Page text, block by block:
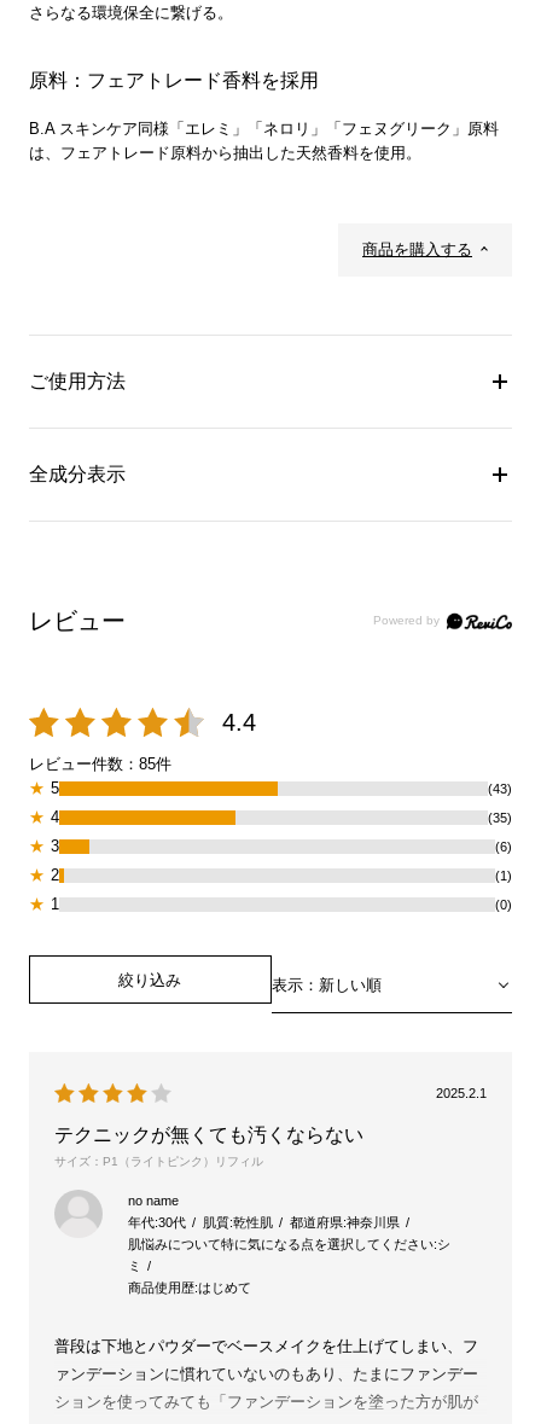
さらなる環境保全に繋げる。
原料：フェアトレード香料を採用
B.A スキンケア同様「エレミ」「ネロリ」「フェヌグリーク」原料
は、フェアトレード原料から抽出した天然香料を使用。
商品を購入する
ご使用方法
全成分表示
レビュー
4.4
レビュー件数： 85件
★ 5 (43)
★ 4 (35)
★ 3 (6)
★ 2 (1)
★ 1 (0)
絞り込み 表示：新しい順
2025.2.1
テクニックが無くても汚くならない
サイズ：P1（ライトピンク）リフィル
no name
年代:30代 肌質:乾性肌 都道府県:神奈川県
肌悩みについて特に気になる点を選択してください:シ
ミ
商品使用歴:はじめて
普段は下地とパウダーでベースメイクを仕上げてしまい、フ
ァンデーションに慣れていないのもあり、たまにファンデー
ションを使ってみても「ファンデーションを塗った方が肌が